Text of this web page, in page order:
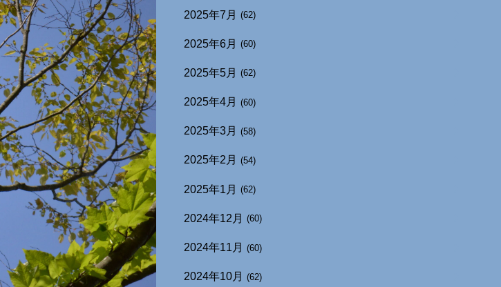
2025年7月 (62)
2025年6月 (60)
2025年5月 (62)
2025年4月 (60)
2025年3月 (58)
2025年2月 (54)
2025年1月 (62)
2024年12月 (60)
2024年11月 (60)
2024年10月 (62)